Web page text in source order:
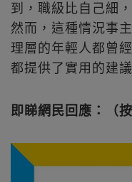
到，職級比自己細
然而，這種情況事
理層的年輕人都曾
都提供了實用的建
即睇網民回應：（按